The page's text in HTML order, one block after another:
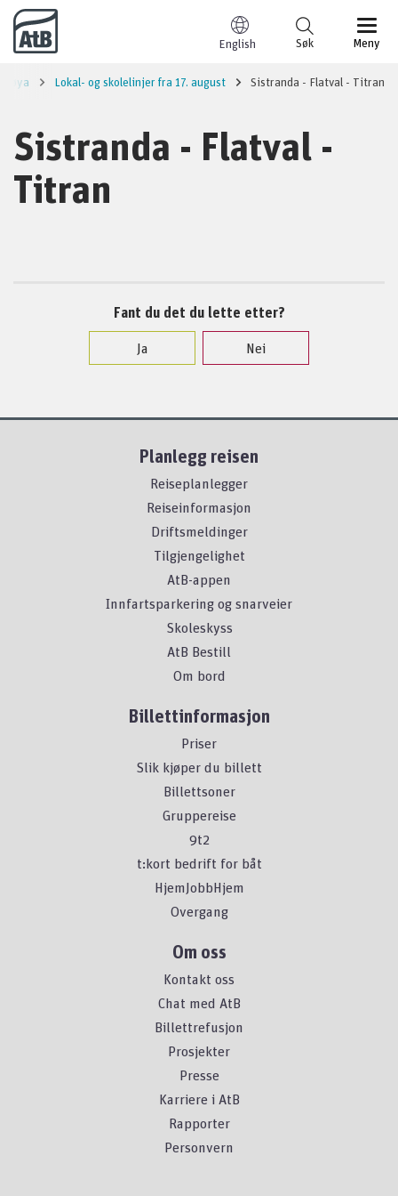
Til innhold
English Meny
Søk
Frøya Lokal- og skolelinjer fra 17. august Sistranda - Flatval - Titran
Sistranda - Flatval -
Titran
Fant du det du lette etter?
Ja
Nei
Planlegg reisen
Reiseplanlegger
Reiseinformasjon
Driftsmeldinger
Tilgjengelighet
AtB-appen
Innfartsparkering og snarveier
Skoleskyss
AtB Bestill
Om bord
Billettinformasjon
Priser
Slik kjøper du billett
Billettsoner
Gruppereise
9t2
t:kort bedrift for båt
HjemJobbHjem
Overgang
Om oss
Kontakt oss
Chat med AtB
Billettrefusjon
Prosjekter
Presse
Karriere i AtB
Rapporter
Personvern